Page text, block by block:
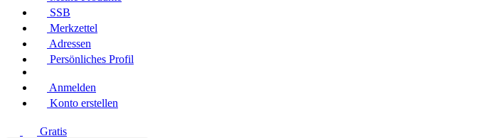
SSB
Merkzettel
Adressen
Persönliches Profil
Anmelden
Konto erstellen
Gratis